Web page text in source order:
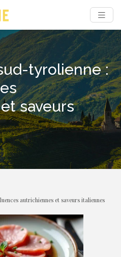
tyrolienne :
saveurs
autrichiennes et saveurs italiennes